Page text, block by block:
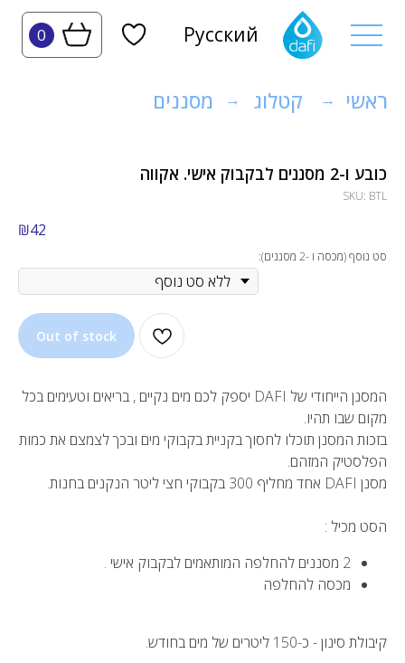
0 Русский
כובע ו-2 מסננים לבקבוק אישי. אקווה
SKU: BTL
₪42
סט נוסף (מכסה ו -2 מסננים):
Out of stock
המסנן הייחודי של DAFI יספק לכם מים נקיים , בריאים וטעימים בכל
מקום שבו תהיו.
בזכות המסנן תוכלו לחסוך בקניית בקבוקי מים ובכך לצמצם את כמות
הפלסטיק המזהם.
מסנן DAFI אחד מחליף 300 בקבוקי חצי ליטר הנקנים בחנות.
הסט מכיל :
2 מסננים להחלפה המותאמים לבקבוק אישי .
מכסה להחלפה
קיבולת סינון - כ-150 ליטרים של מים בחודש.